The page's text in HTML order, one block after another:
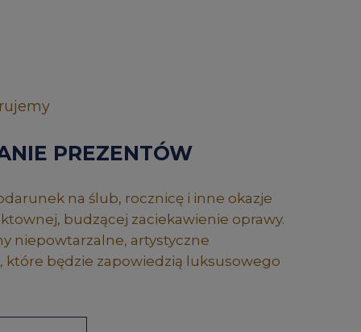
PREZENTÓW
na ślub, rocznicę i inne okazje
budzącej zaciekawienie oprawy.
niepowtarzalne, artystyczne
które będzie zapowiedzią luksusowego